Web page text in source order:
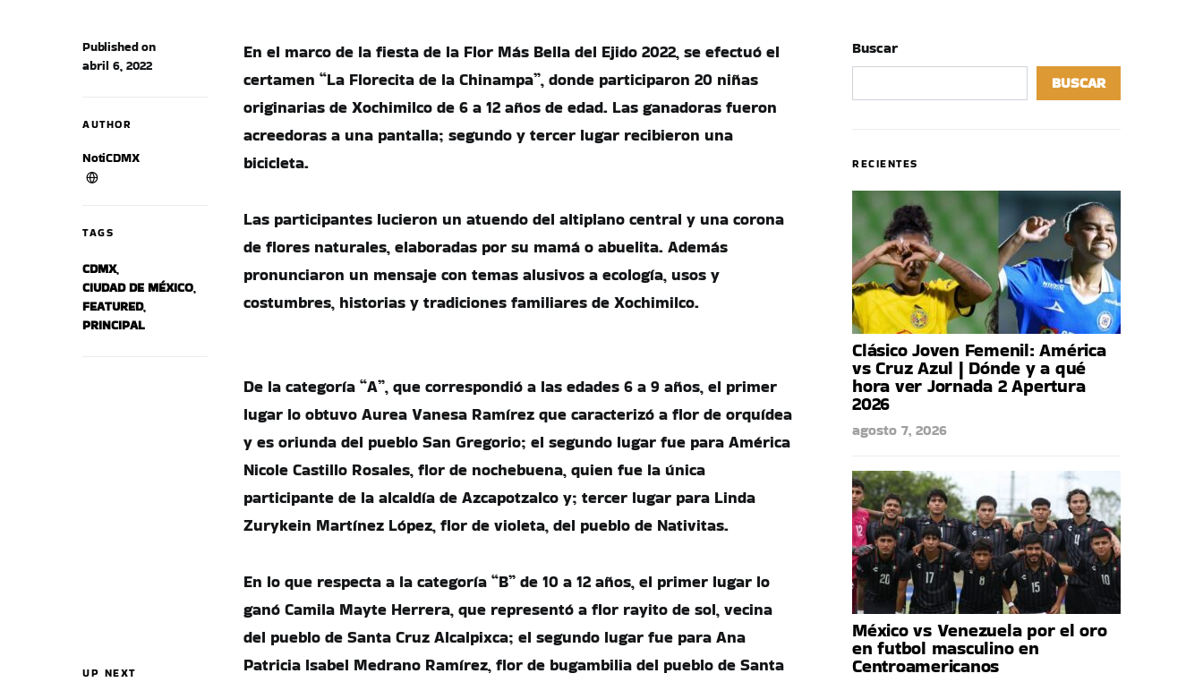
UP NEXT
Published on
abril 6, 2022
AUTHOR
NotiCDMX
TAGS
CDMX,
CIUDAD DE MÉXICO,
FEATURED,
PRINCIPAL
En el marco de la fiesta de la Flor Más Bella del Ejido 2022, se efectuó el
certamen “La Florecita de la Chinampa”, donde participaron 20 niñas
originarias de Xochimilco de 6 a 12 años de edad. Las ganadoras fueron
acreedoras a una pantalla; segundo y tercer lugar recibieron una
bicicleta.
Las participantes lucieron un atuendo del altiplano central y una corona
de flores naturales, elaboradas por su mamá o abuelita. Además
pronunciaron un mensaje con temas alusivos a ecología, usos y
costumbres, historias y tradiciones familiares de Xochimilco.
De la categoría “A”, que correspondió a las edades 6 a 9 años, el primer
lugar lo obtuvo Aurea Vanesa Ramírez que caracterizó a flor de orquídea
y es oriunda del pueblo San Gregorio; el segundo lugar fue para América
Nicole Castillo Rosales, flor de nochebuena, quien fue la única
participante de la alcaldía de Azcapotzalco y; tercer lugar para Linda
Zurykein Martínez López, flor de violeta, del pueblo de Nativitas.
En lo que respecta a la categoría “B” de 10 a 12 años, el primer lugar lo
ganó Camila Mayte Herrera, que representó a flor rayito de sol, vecina
del pueblo de Santa Cruz Alcalpixca; el segundo lugar fue para Ana
Patricia Isabel Medrano Ramírez, flor de bugambilia del pueblo de Santa
Buscar
BUSCAR
RECIENTES
Clásico Joven Femenil: América
vs Cruz Azul | Dónde y a qué
hora ver Jornada 2 Apertura
2026
agosto 7, 2026
México vs Venezuela por el oro
en futbol masculino en
Centroamericanos